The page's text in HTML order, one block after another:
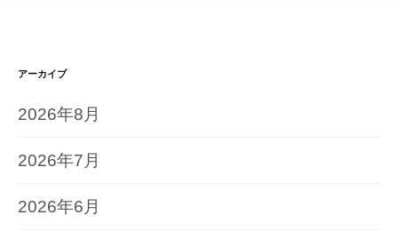
アーカイブ
2026年8月
2026年7月
2026年6月